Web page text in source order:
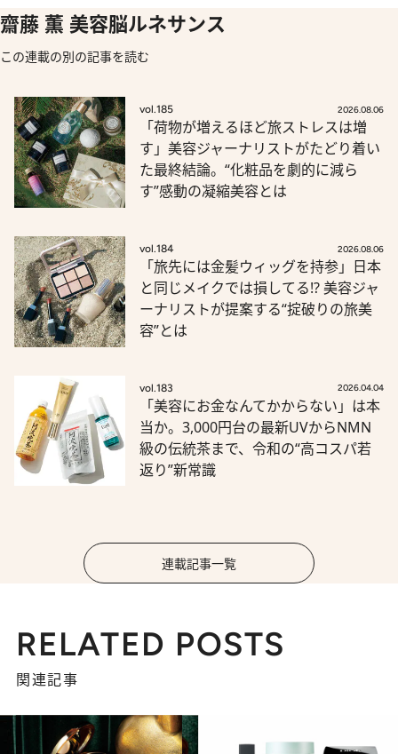
齋藤 薫 美容脳ルネサンス
この連載の別の記事を読む
vol.185 2026.08.06
「荷物が増えるほど旅ストレスは増
す」美容ジャーナリストがたどり着い
た最終結論。“化粧品を劇的に減ら
す”感動の凝縮美容とは
vol.184 2026.08.06
「旅先には金髪ウィッグを持参」日本
と同じメイクでは損してる!? 美容ジャ
ーナリストが提案する“掟破りの旅美
容”とは
vol.183 2026.04.04
「美容にお金なんてかからない」は本
当か。3,000円台の最新UVからNMN
級の伝統茶まで、令和の“高コスパ若
返り”新常識
連載記事一覧
RELATED POSTS
関連記事